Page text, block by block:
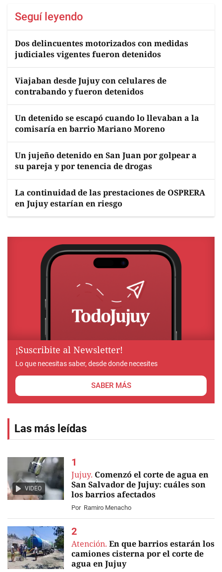
Seguí leyendo
Dos delincuentes motorizados con medidas
judiciales vigentes fueron detenidos
Viajaban desde Jujuy con celulares de
contrabando y fueron detenidos
Un detenido se escapó cuando lo llevaban a la
comisaría en barrio Mariano Moreno
Un jujeño detenido en San Juan por golpear a
su pareja y por tenencia de drogas
La continuidad de las prestaciones de OSPRERA
en Jujuy estarían en riesgo
¡Suscribite al Newsletter!
Lo que necesitas saber, desde donde necesites
SABER MÁS
Las más leídas
VIDEO
Jujuy. Comenzó el corte de agua en
San Salvador de Jujuy: cuáles son
los barrios afectados
Por Ramiro Menacho
Atención. En que barrios estarán los
camiones cisterna por el corte de
agua en Jujuy